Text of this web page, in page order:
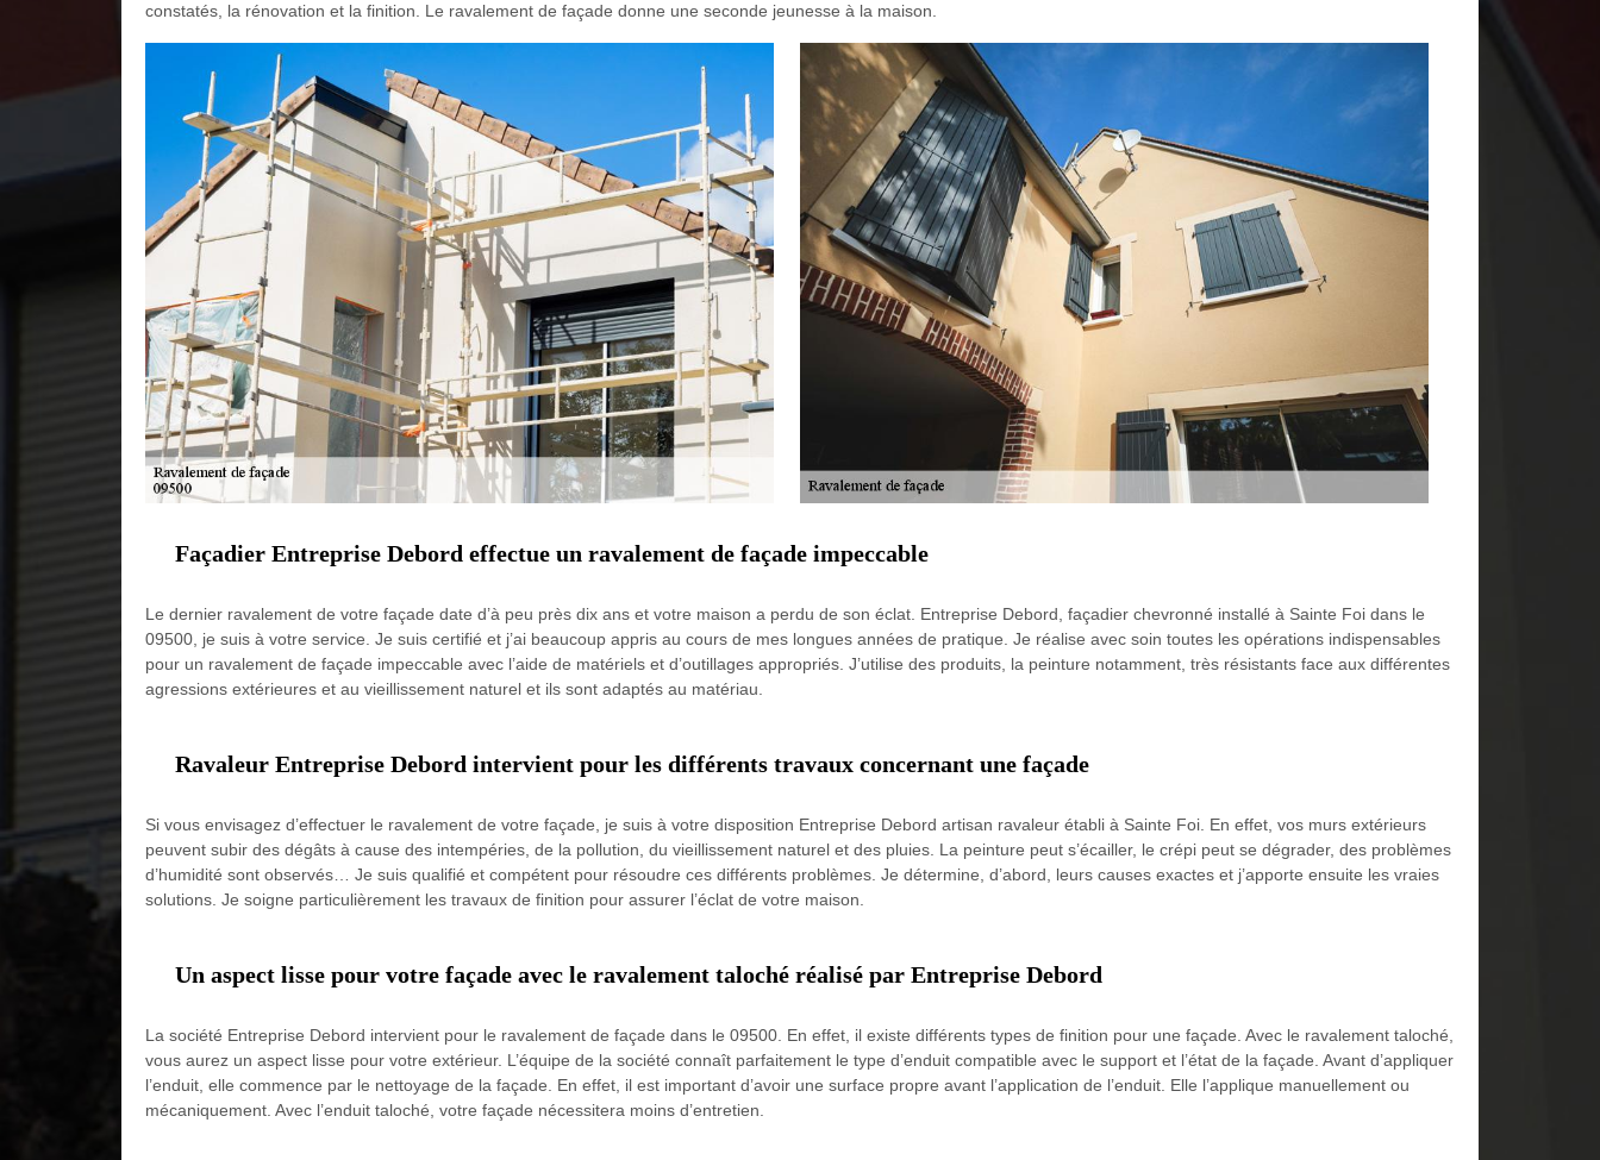
constatés, la rénovation et la finition. Le ravalement de façade donne une seconde jeunesse à la maison.
Façadier Entreprise Debord effectue un ravalement de façade impeccable
Le dernier ravalement de votre façade date d’à peu près dix ans et votre maison a perdu de son éclat. Entreprise Debord, façadier chevronné installé à Sainte Foi dans le
09500, je suis à votre service. Je suis certifié et j’ai beaucoup appris au cours de mes longues années de pratique. Je réalise avec soin toutes les opérations indispensables
pour un ravalement de façade impeccable avec l’aide de matériels et d’outillages appropriés. J’utilise des produits, la peinture notamment, très résistants face aux différentes
agressions extérieures et au vieillissement naturel et ils sont adaptés au matériau.
Ravaleur Entreprise Debord intervient pour les différents travaux concernant une façade
Si vous envisagez d’effectuer le ravalement de votre façade, je suis à votre disposition Entreprise Debord artisan ravaleur établi à Sainte Foi. En effet, vos murs extérieurs
peuvent subir des dégâts à cause des intempéries, de la pollution, du vieillissement naturel et des pluies. La peinture peut s’écailler, le crépi peut se dégrader, des problèmes
d’humidité sont observés… Je suis qualifié et compétent pour résoudre ces différents problèmes. Je détermine, d’abord, leurs causes exactes et j’apporte ensuite les vraies
solutions. Je soigne particulièrement les travaux de finition pour assurer l’éclat de votre maison.
Un aspect lisse pour votre façade avec le ravalement taloché réalisé par Entreprise Debord
La société Entreprise Debord intervient pour le ravalement de façade dans le 09500. En effet, il existe différents types de finition pour une façade. Avec le ravalement taloché,
vous aurez un aspect lisse pour votre extérieur. L’équipe de la société connaît parfaitement le type d’enduit compatible avec le support et l’état de la façade. Avant d’appliquer
l’enduit, elle commence par le nettoyage de la façade. En effet, il est important d’avoir une surface propre avant l’application de l’enduit. Elle l’applique manuellement ou
mécaniquement. Avec l’enduit taloché, votre façade nécessitera moins d’entretien.